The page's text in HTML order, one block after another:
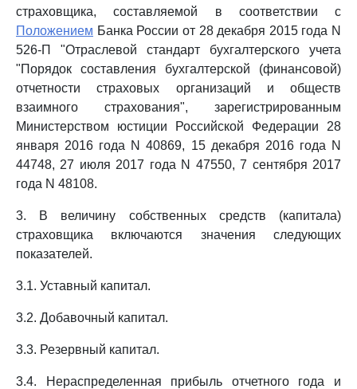
страховщика, составляемой в соответствии с
Положением Банка России от 28 декабря 2015 года N
526-П "Отраслевой стандарт бухгалтерского учета
"Порядок составления бухгалтерской (финансовой)
отчетности страховых организаций и обществ
взаимного страхования", зарегистрированным
Министерством юстиции Российской Федерации 28
января 2016 года N 40869, 15 декабря 2016 года N
44748, 27 июля 2017 года N 47550, 7 сентября 2017
года N 48108.
3. В величину собственных средств (капитала)
страховщика включаются значения следующих
показателей.
3.1. Уставный капитал.
3.2. Добавочный капитал.
3.3. Резервный капитал.
3.4. Нераспределенная прибыль отчетного года и